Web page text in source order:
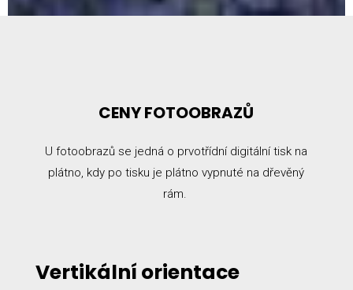
CENY FOTOOBRAZŮ
U fotoobrazů se jedná o prvotřídní digitální tisk na
plátno, kdy po tisku je plátno vypnuté na dřevěný
rám.
Vertikální orientace